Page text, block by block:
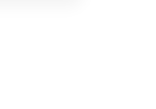
de la